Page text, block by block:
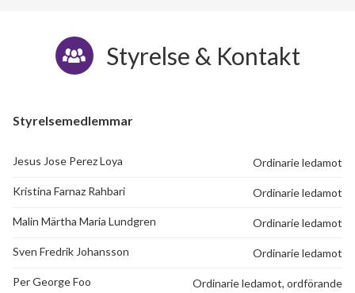
Styrelse & Kontakt
Styrelsemedlemmar
Jesus Jose Perez Loya Ordinarie ledamot
Kristina Farnaz Rahbari Ordinarie ledamot
Malin Märtha Maria Lundgren Ordinarie ledamot
Sven Fredrik Johansson Ordinarie ledamot
Per George Foo Ordinarie ledamot, ordförande